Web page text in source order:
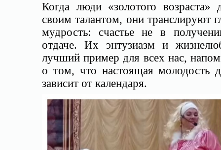
Когда люди «золотого возраста»
своим талантом, они транслируют
мудрость: счастье не в
отдаче. Их энтузиазм и
лучший пример для всех нас,
о том, что настоящая молодость
зависит от календаря.